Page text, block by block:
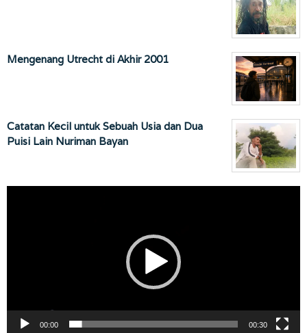
Mengenang Utrecht di Akhir 2001
Catatan Kecil untuk Sebuah Usia dan Dua
Puisi Lain Nuriman Bayan
00:00 00:30